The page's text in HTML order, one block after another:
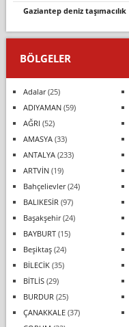
gaziantep deniz taşımacılık
BÖLGELER
Adalar(25)
ADIYAMAN(59)
AĞRI (52)
AMASYA(33)
ANTALYA(233)
ARTVİN(19)
Bahçelievler(24)
BALIKESİR (97)
Başakşehir(24)
BAYBURT(15)
Beşiktaş(24)
BİLECİK(35)
BİTLİS(29)
BURDUR (25)
ÇANAKKALE(37)